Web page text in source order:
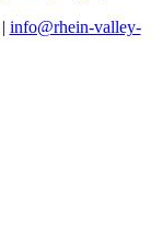
info@rhein-valley-